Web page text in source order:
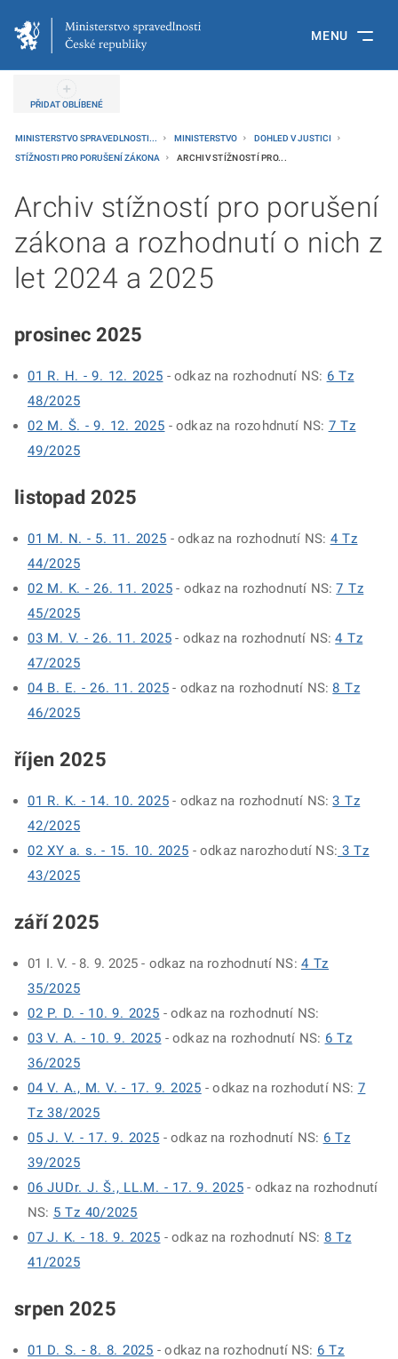
MENU
PŘIDAT OBLÍBENÉ
MINISTERSTVO SPRAVEDLNOSTI... MINISTERSTVO
DOHLED V JUSTICI
STÍŽNOSTI PRO PORUŠENÍ ZÁKONA
ARCHIV STÍŽNOSTÍ PRO...
Archiv stížností pro porušení
zákona a rozhodnutí o nich z
let 2024 a 2025
prosinec 2025
01 R. H. - 9. 12. 2025 - odkaz na rozhodnutí NS: 6 Tz
48/2025
02 M. Š. - 9. 12. 2025 - odkaz na rozohdnutí NS: 7 Tz
49/2025
listopad 2025
01 M. N. - 5. 11. 2025 - odkaz na rozhodnutí NS: 4 Tz
44/2025
02 M. K. - 26. 11. 2025 - odkaz na rozhodnutí NS:7 Tz
45/2025
03 M. V. - 26. 11. 2025 - odkaz na rozhodnutí NS:4 Tz
47/2025
04 B. E. - 26. 11. 2025 - odkaz na rozhodnutí NS: 8 Tz
46/2025
říjen 2025
01 R. K. - 14. 10. 2025 - odkaz na rozhodnutí NS:3 Tz
42/2025
02 XY a. s. - 15. 10. 2025 - odkaz narozhodutí NS: 3 Tz
43/2025
září 2025
01 I. V. - 8. 9. 2025 - odkaz na rozhodnutí NS: 4 Tz
35/2025
02 P. D. - 10. 9. 2025 - odkaz na rozhodnutí NS:
03 V. A. - 10. 9. 2025 - odkaz na rozhodnutí NS: 6 Tz
36/2025
04 V. A., M. V. - 17. 9. 2025 - odkaz na rozhodutí NS: 7
Tz 38/2025
05 J. V. - 17. 9. 2025 - odkaz na rozhodnutí NS: 6 Tz
39/2025
06 JUDr. J. Š., LL.M. - 17. 9. 2025 - odkaz na rozhodnutí
NS: 5 Tz 40/2025
07 J. K. - 18. 9. 2025 - odkaz na rozhodnutí NS: 8 Tz
41/2025
srpen 2025
01 D. S. - 8. 8. 2025 - odkaz na rozhodnutí NS: 6 Tz